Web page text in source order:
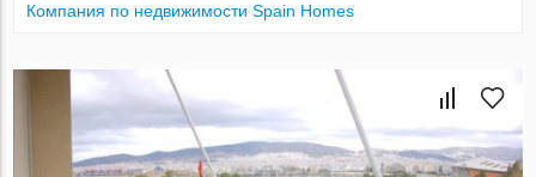
Компания по недвижимости Spain Homes